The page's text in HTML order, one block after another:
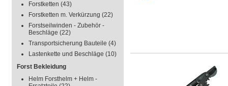
Forstketten (43)
Forstketten m. Verkürzung (22)
Forstseilwinden - Zubehör -
Beschläge (22)
Transportsicherung Bauteile (4)
Lastenkette und Beschläge (10)
Forst Bekleidung
Helm Forsthelm + Helm -